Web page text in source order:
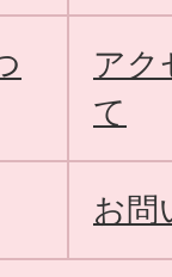
アク
て
お問